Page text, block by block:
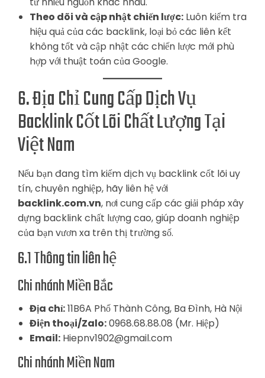
Theo dõi và cập nhật chiến lược: Luôn kiểm tra
hiệu quả của các backlink, loại bỏ các liên kết
không tốt và cập nhật các chiến lược mới phù
hợp với thuật toán của Google.
6. Địa Chỉ Cung Cấp Dịch Vụ
Backlink Cốt Lõi Chất Lượng Tại
Việt Nam
Nếu bạn đang tìm kiếm dịch vụ backlink cốt lõi uy
tín, chuyên nghiệp, hãy liên hệ với
backlink.com.vn, nơi cung cấp các giải pháp xây
dựng backlink chất lượng cao, giúp doanh nghiệp
của bạn vươn xa trên thị trường số.
6.1 Thông tin liên hệ
Chi nhánh Miền Bắc
Địa chỉ:11B6A Phố Thành Công, Ba Đình, Hà Nội
Điện thoại/Zalo:0968.68.88.08 (Mr. Hiệp)
Email: Hiepnv1902@gmail.com
Chi nhánh Miền Nam